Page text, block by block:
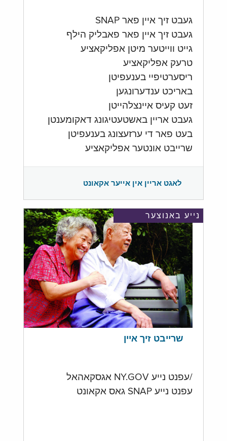
געבט זיך איין פאר SNAP
געבט זיך איין פאר פאבליק הילף
גייט ווייטער מיטן אפליקאציע
טרעק אפליקאציע
ריסערטיפיי בענעפיטן
באריכט ענדערונגען
זעט קעיס איינצלהייטן
געבט אריין באשטעטיגונג דאקומענטן
בעט פאר די ערזעצונג בענעפיטן
שרייבט אונטער אפליקאציע
לאגט אריין אין אייער אקאונט
נייע באנוצער
שרייבט זיך איין
/עפנט נייע NY.GOV אגסקאהאל
עפנט נייע SNAP גאס אקאונט